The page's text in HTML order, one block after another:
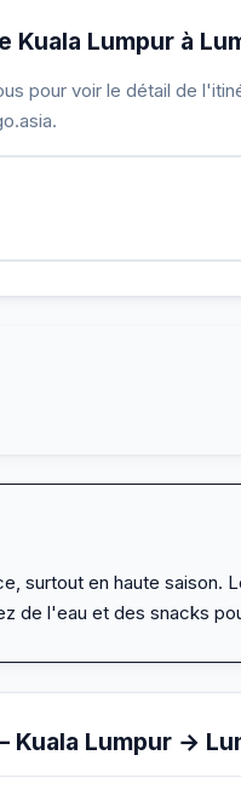
Kuala Lumpur à
pour voir le détail de
surtout en haute saison.
de l'eau et des snacks
Lumpur →